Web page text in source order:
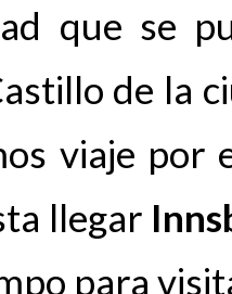
que se
de la
viaje por
llegar
para